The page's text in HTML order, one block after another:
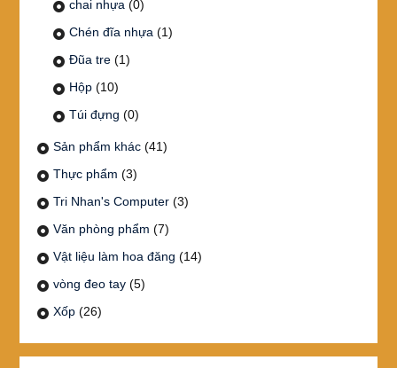
chai nhựa (0)
Chén đĩa nhựa (1)
Đũa tre (1)
Hộp (10)
Túi đựng (0)
Sản phẩm khác (41)
Thực phẩm (3)
Tri Nhan's Computer (3)
Văn phòng phẩm (7)
Vật liệu làm hoa đăng (14)
vòng đeo tay (5)
Xốp (26)